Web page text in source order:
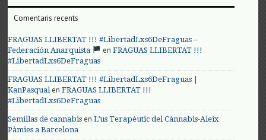
Comentaris recents
FRAGUAS LLIBERTAT !!! #LibertadLxs6DeFraguas –
Federación Anarquista
enFRAGUAS LLIBERTAT !!!
#LibertadLxs6DeFraguas
FRAGUAS LLIBERTAT !!! #LibertadLxs6DeFraguas |
KanPasqualenFRAGUAS LLIBERTAT !!!
#LibertadLxs6DeFraguas
Semillas de cannabis enL’us Terapèutic del Cànnabis-Aleix
Pàmies a Barcelona